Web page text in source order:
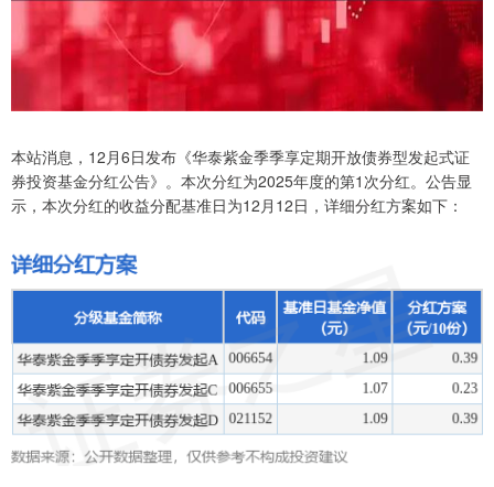
本站消息，12月6日发布《华泰紫金季季享定期开放债券型发起式证
券投资基金分红公告》。本次分红为2025年度的第1次分红。公告显
示，本次分红的收益分配基准日为12月12日，详细分红方案如下：